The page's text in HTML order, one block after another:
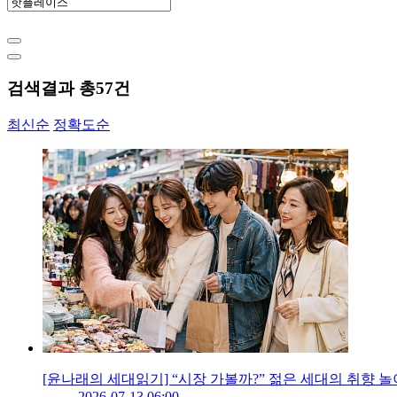
검색결과 총57건
최신순 정확도순
[윤나래의 세대읽기] “시장 가볼까?” 젊은 세대의 취향 놀